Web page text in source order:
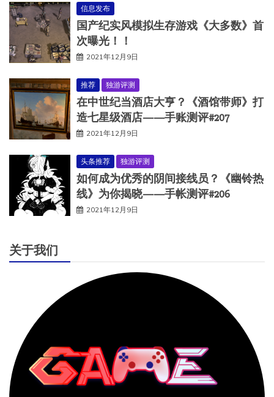
信息发布
国产纪实风模拟生存游戏《大多数》首
次曝光！！
2021年12月9日
推荐 独游评测
在中世纪当酒店大亨？《酒馆带师》打
造七星级酒店——手账测评#207
2021年12月9日
头条推荐 独游评测
如何成为优秀的阴间接线员？《幽铃热
线》为你揭晓——手帐测评#206
2021年12月9日
关于我们